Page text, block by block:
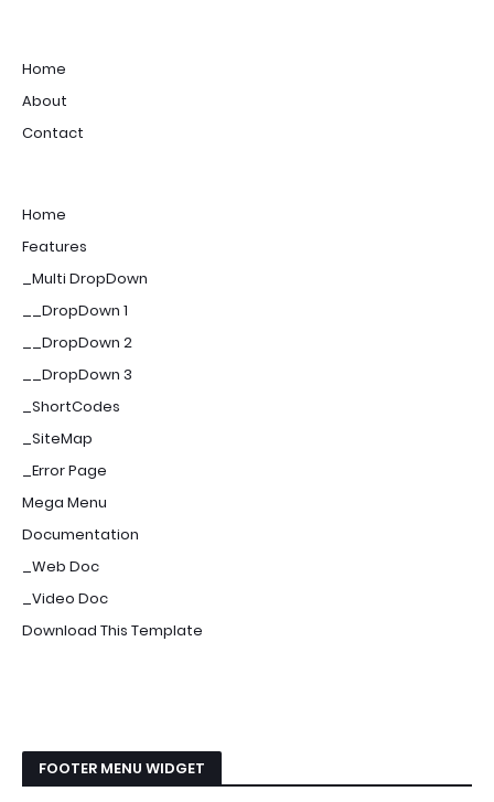
Home
About
Contact
Home
Features
_Multi DropDown
__DropDown 1
__DropDown 2
__DropDown 3
_ShortCodes
_SiteMap
_Error Page
Mega Menu
Documentation
_Web Doc
_Video Doc
Download This Template
FOOTER MENU WIDGET